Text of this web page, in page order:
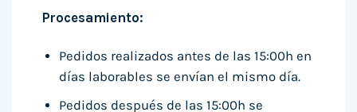
Procesamiento:
Pedidos realizados antes de las 15:00h en
días laborables se envían el mismo día.
Pedidos después de las 15:00h se